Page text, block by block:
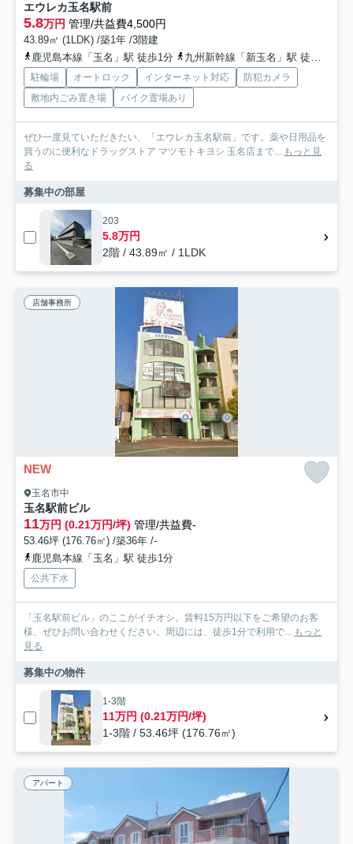
エウレカ玉名駅前
5.8万円 管理/共益費4,500円
43.89㎡ (1LDK) /築1年 /3階建
鹿児島本線「玉名」駅 徒歩1分
九州新幹線「新玉名」駅 徒歩43分
駐輪場 オートロック インターネット対応
防犯カメラ
敷地内ごみ置き場
バイク置場あり
ぜひ一度見ていただきたい、「エウレカ玉名駅前」です。薬や日用品を
買うのに便利なドラッグストア マツモトキヨシ 玉名店まで... もっと見
る
募集中の部屋
203
5.8万円
2階 / 43.89㎡ / 1LDK
店舗事務所
NEW
玉名市中
玉名駅前ビル
11万円 (0.21万円/坪) 管理/共益費-
53.46坪 (176.76㎡) /築36年 /-
鹿児島本線「玉名」駅 徒歩1分
公共下水
「玉名駅前ビル」のここがイチオシ。賃料15万円以下をご希望のお客
様、ぜひお問い合わせください。周辺には、徒歩1分で利用で... もっと
見る
募集中の物件
1-3階
11万円 (0.21万円/坪)
1-3階 / 53.46坪 (176.76㎡)
アパート